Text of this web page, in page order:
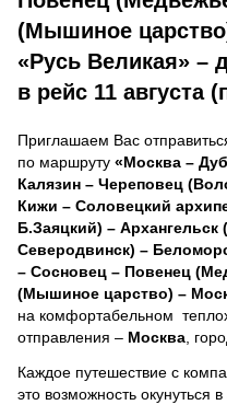
(Мышиное
«Русь Великая» –
в рейс 11 августа
Приглашаем Вас
по маршруту «Москва –
Калязин – Череповец
Кижи – Соловецкий
Б.Заяцкий) –
Северодвинск) –
– Сосновец – Повенец
(Мышиное царство) –
на комфортабельном
отправления – Москва ,
Каждое путешествие с
это возможность окунуться